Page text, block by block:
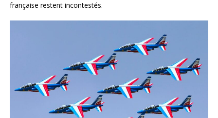
française restent incontestés.